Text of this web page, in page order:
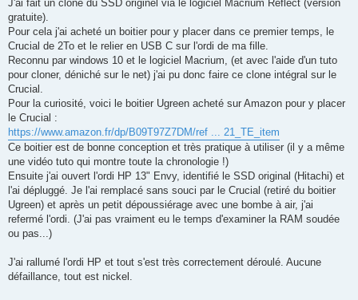
J'ai fait un clone du SSD originel via le logiciel Macrium Reflect (version
gratuite).
Pour cela j'ai acheté un boitier pour y placer dans ce premier temps, le
Crucial de 2To et le relier en USB C sur l'ordi de ma fille.
Reconnu par windows 10 et le logiciel Macrium, (et avec l'aide d'un tuto
pour cloner, déniché sur le net) j'ai pu donc faire ce clone intégral sur le
Crucial.
Pour la curiosité, voici le boitier Ugreen acheté sur Amazon pour y placer
le Crucial :
https://www.amazon.fr/dp/B09T97Z7DM/ref ... 21_TE_item
Ce boitier est de bonne conception et très pratique à utiliser (il y a même
une vidéo tuto qui montre toute la chronologie !)
Ensuite j'ai ouvert l'ordi HP 13" Envy, identifié le SSD original (Hitachi) et
l'ai dépluggé. Je l'ai remplacé sans souci par le Crucial (retiré du boitier
Ugreen) et après un petit dépoussiérage avec une bombe à air, j'ai
refermé l'ordi. (J'ai pas vraiment eu le temps d'examiner la RAM soudée
ou pas...)
J'ai rallumé l'ordi HP et tout s'est très correctement déroulé. Aucune
défaillance, tout est nickel.